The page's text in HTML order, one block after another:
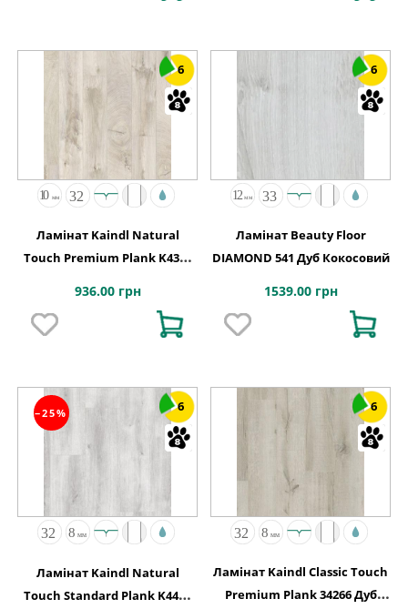
6
Ламінат Kaindl Natural
Touch Premium Plank K4384
936.00 грн
6
Ламінат Beauty Floor
DIAMOND 541 Дуб Кокосовий
1539.00 грн
−25% 6
Ламінат Kaindl Natural
Touch Standard Plank K4422
6
Ламінат Kaindl Classic Touch
Premium Plank 34266 Дуб